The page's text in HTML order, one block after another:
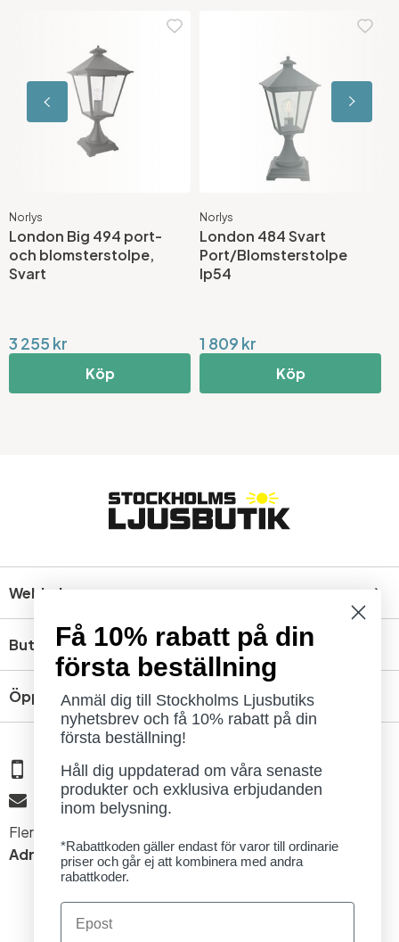
Norlys
London Big 494 port-
och blomsterstolpe,
Svart
3 255 kr
Köp
Norlys
London 484 Svart
Port/Blomsterstolpe
Ip54
1 809 kr
Köp
Webbshop
Butik
Öppettider
08 - 654 29 00
info@ljusbutik.se
Fler kontaktuppgifter »
Adress:
Kungsholmsgatan 6, 112 27 Stockholm
Få 10% rabatt på din
första beställning
Anmäl dig till Stockholms Ljusbutiks
nyhetsbrev och få 10% rabatt på din
första beställning!
Håll dig uppdaterad om våra senaste
produkter och exklusiva erbjudanden
inom belysning.
*Rabattkoden gäller endast för varor till ordinarie
priser och går ej att kombinera med andra
rabattkoder.
Email